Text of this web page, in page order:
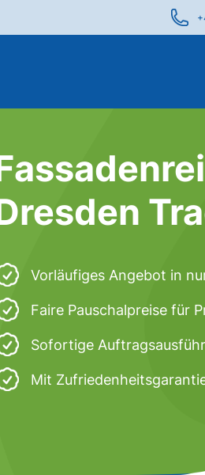
Vorläufiges Angebot in
Faire Pauschalpreise für
Sofortige
Mit